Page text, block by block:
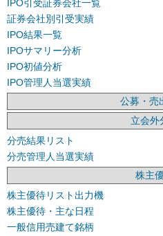
IPO引受証券会社一覧
証券会社別引受実績
IPO結果一覧
IPOサマリー分析
IPO初値分析
IPO管理人当選実績
公募・売
立会外
分売結果リスト
分売管理人当選実績
株主
株主優待リスト出力機
株主優待・主な日程
一般信用売建て銘柄